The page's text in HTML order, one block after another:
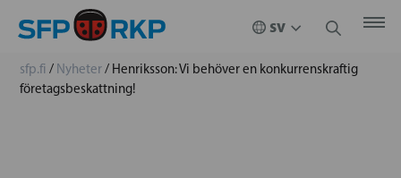
sfp.fi / Nyheter/ Henriksson: Vi behöver en konkurrenskraftig
företagsbeskattning!